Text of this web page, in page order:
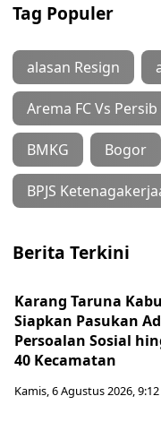
Tag Populer
alasan Resign
Arema FC Vs
BMKG Bogor
BPJS
Berita Terkini
Karang Taruna
Siapkan Pasukan
Persoalan Sosial
40 Kecamatan
Kamis, 6 Agustus 2026,